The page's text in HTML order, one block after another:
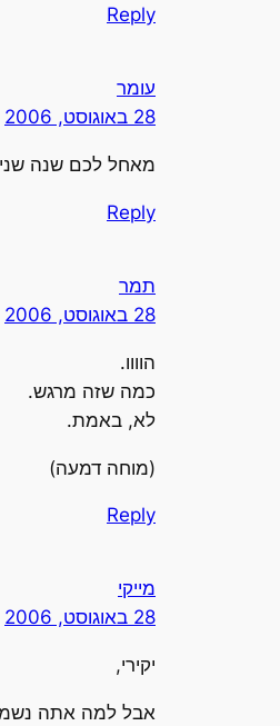
Reply
עומר
28 באוגוסט, 2006
מאחל לכם שנה
Reply
תמר
28 באוגוסט, 2006
הוווו.
כמה שזה מרגש.
לא, באמת.
(מוחה דמעה)
Reply
מייקי
28 באוגוסט, 2006
יקירי,
אבל למה אתה